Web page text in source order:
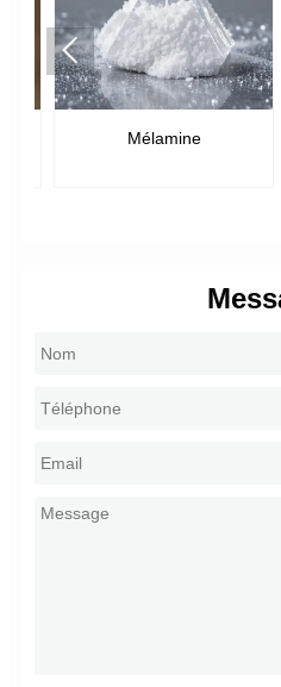
Mélamine
